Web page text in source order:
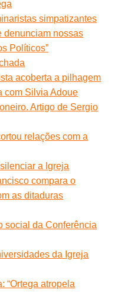
simpatizantes
denunciam nossas
Políticos”
acoberta a pilhagem
com Silvia Adoue
Artigo de Sergio
relações com a
a Igreja
compara o
as ditaduras
social da Conferência
da Igreja
“Ortega atropela